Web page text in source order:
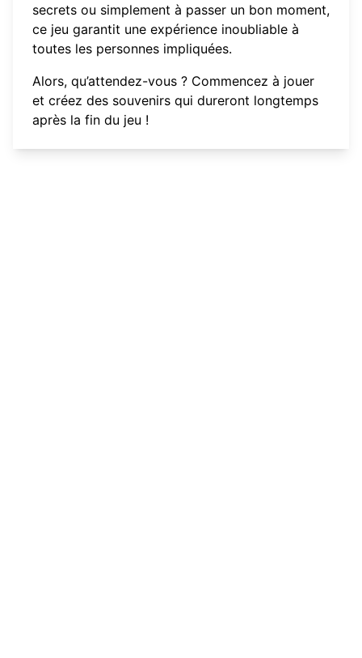
secrets ou simplement à passer un bon moment,
ce jeu garantit une expérience inoubliable à
toutes les personnes impliquées.
Alors, qu’attendez-vous ? Commencez à jouer
et créez des souvenirs qui dureront longtemps
après la fin du jeu !